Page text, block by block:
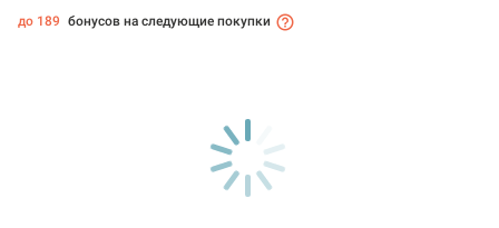
до 189 бонусов на следующие покупки